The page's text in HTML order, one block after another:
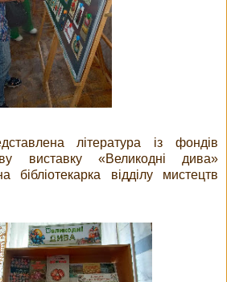
література із фондів
виставку «Великодні дива»
бібліотекарка відділу мистецтв